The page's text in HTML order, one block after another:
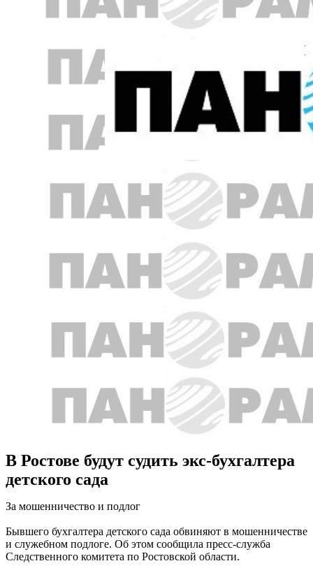
В Ростове будут судить экс-бухгалтера
детского сада
За мошенничество и подлог
Бывшего бухгалтера детского сада обвиняют в мошенничестве
и служебном подлоге. Об этом сообщила пресс-служба
Следственного комитета по Ростовской области.